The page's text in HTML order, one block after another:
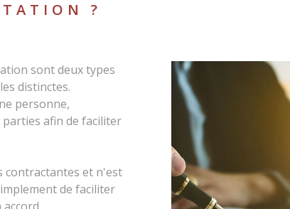
?
sont deux types
distinctes.
personne,
afin de faciliter
contractantes et n'est
de faciliter